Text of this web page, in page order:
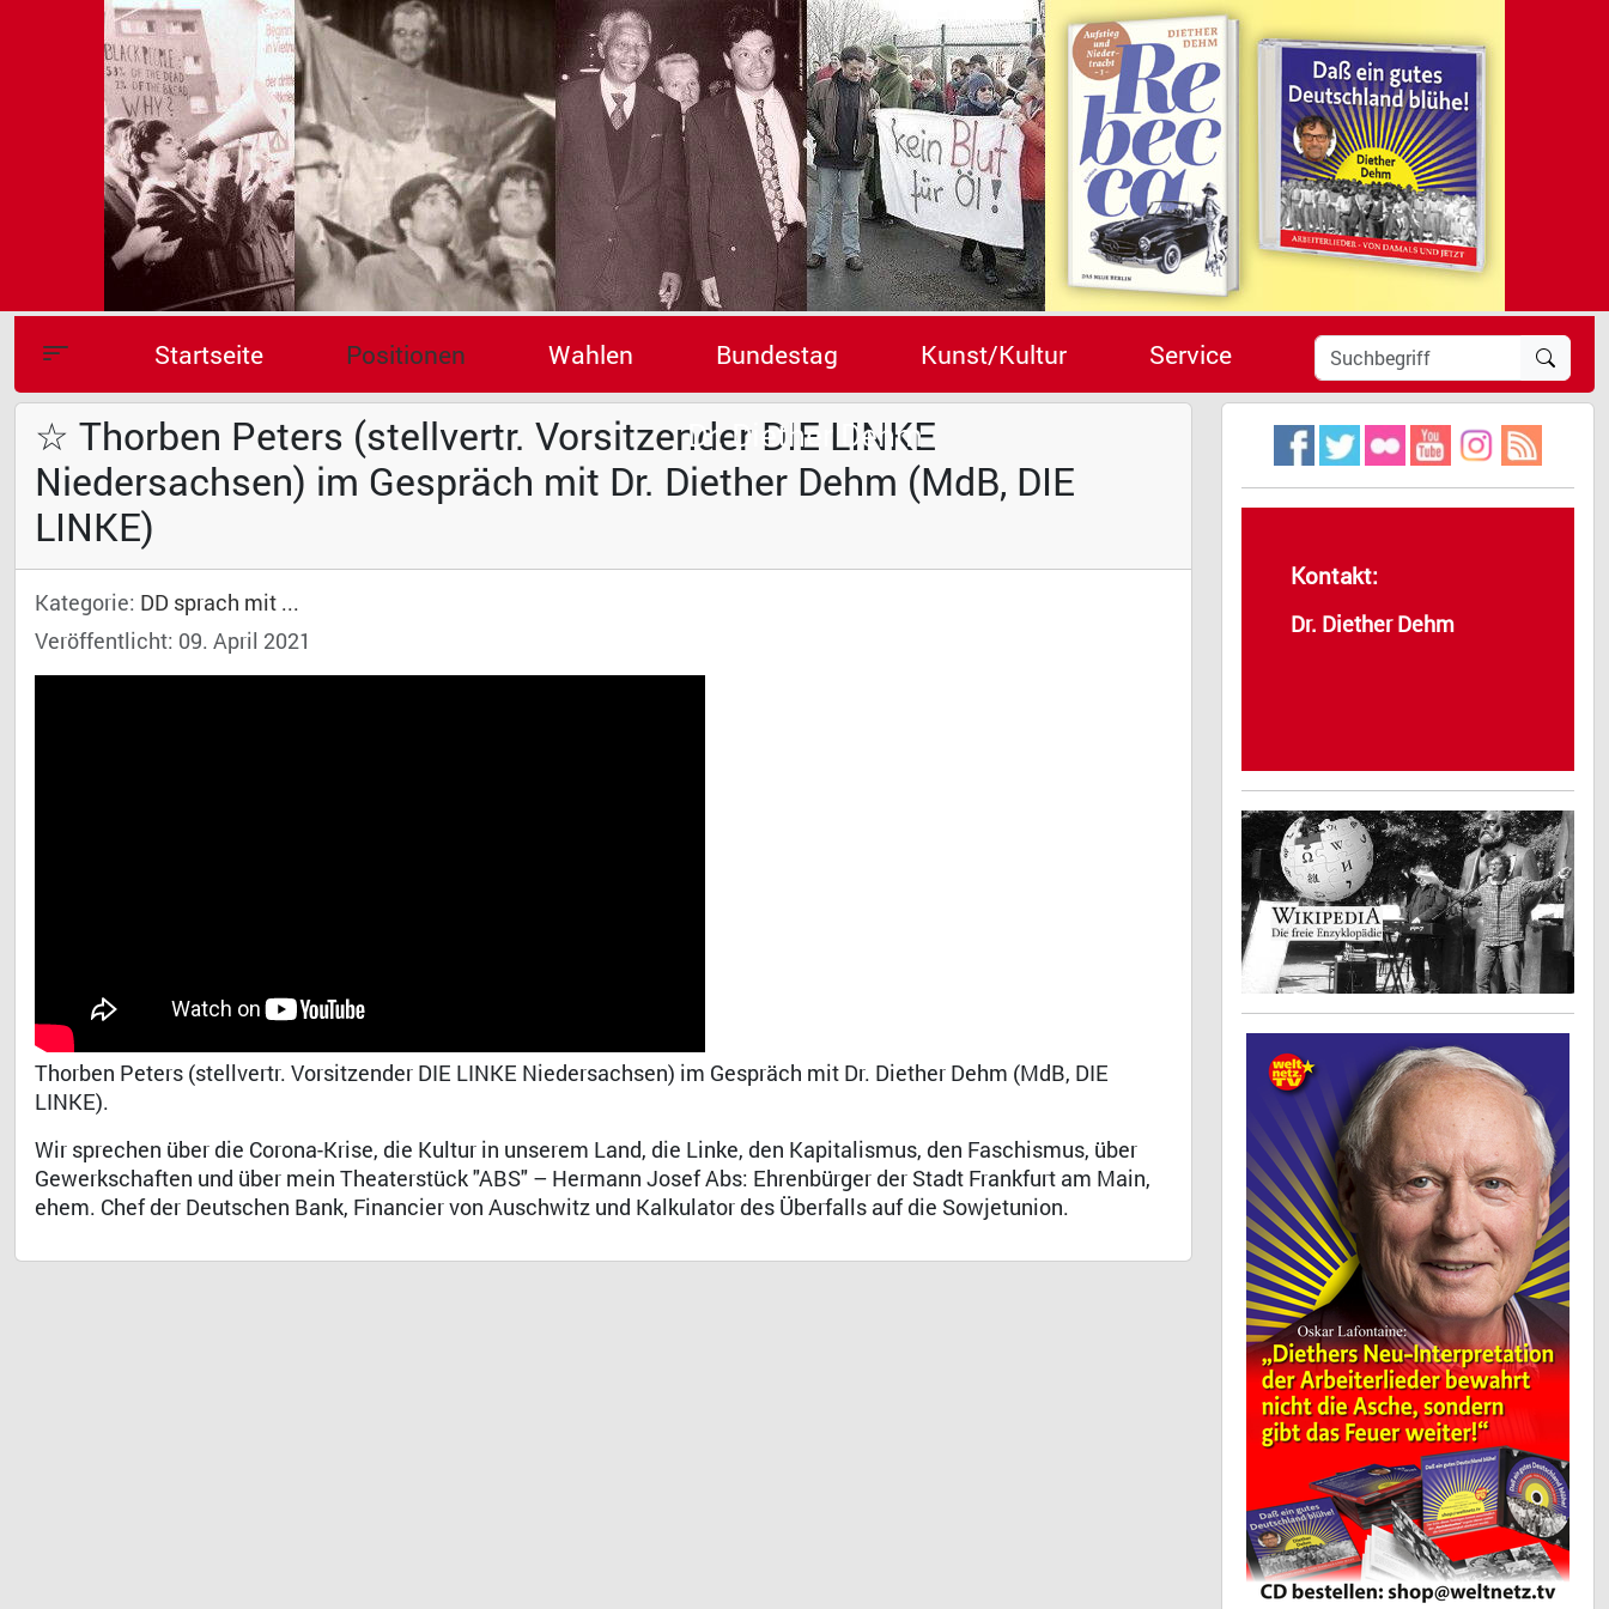
Dr. Diether Dehm
Startseite Positionen Wahlen Bundestag Kunst/Kultur Service
☆ Thorben Peters (stellvertr. Vorsitzender DIE LINKE
Niedersachsen) im Gespräch mit Dr. Diether Dehm (MdB, DIE
LINKE)
Kategorie: DD sprach mit ...
Veröffentlicht: 09. April 2021
Thorben Peters (stellvertr. Vorsitzender DIE LINKE Niedersachsen) im Gespräch mit Dr. Diether Dehm (MdB, DIE
LINKE).
Wir sprechen über die Corona-Krise, die Kultur in unserem Land, die Linke, den Kapitalismus, den Faschismus, über
Gewerkschaften und über mein Theaterstück "ABS" – Hermann Josef Abs: Ehrenbürger der Stadt Frankfurt am Main,
ehem. Chef der Deutschen Bank, Financier von Auschwitz und Kalkulator des Überfalls auf die Sowjetunion.
Kontakt:
Dr. Diether Dehm